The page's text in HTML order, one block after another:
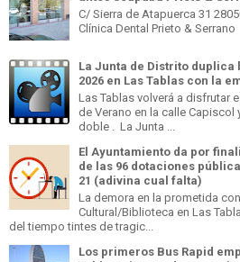
C/ Sierra de Atapuerca 31
Clínica Dental Prieto & Serrano
La Junta de Distrito duplica
2026 en Las Tablas con la
Las Tablas volverá a disfrutar
de Verano en la calle
doble . La Junta ...
El Ayuntamiento da por
de las 96 dotaciones
21 (adivina cual falta)
La demora en la prometida
Cultural/Biblioteca en Las
del tiempo tintes de tragic...
Los primeros Bus Rapid